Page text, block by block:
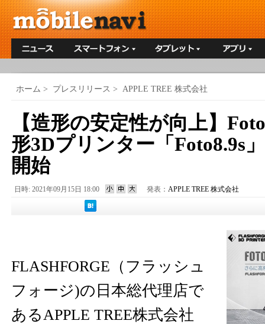
ホーム > プレスリリース > APPLE TREE 株式会社
【造形の安定性が向上】
形3Dプリンター「Foto8.9s
開始
日時: 2021年09月15日 18:00 発表： APPLE TREE 株式会社
FLASHFORGE（フラッシュ
フォージ)の日本総代理店で
あるAPPLE TREE株式会社